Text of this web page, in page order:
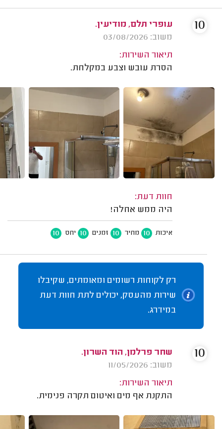
עופרי תלם, מודיעין.
משוב: 03/08/2026
תיאור השירות:
הסרת עובש וצבע במקלחת.
חוות דעת:
היה ממש אחלה!
איכות 10 מחיר 10 זמנים 10 יחס 10
10
רק לקוחות רשומים ומאומתים, שקיבלו
שירות מהעסק, יכולים לתת חוות דעת
במידרג.
שחר פרלמן, הוד השרון.
משוב: 11/05/2026
תיאור השירות:
התקנת אף מים ואיטום תקרה פנימית.
10